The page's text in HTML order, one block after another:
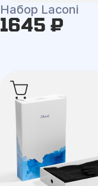
Набор Laconi
1645 ₽